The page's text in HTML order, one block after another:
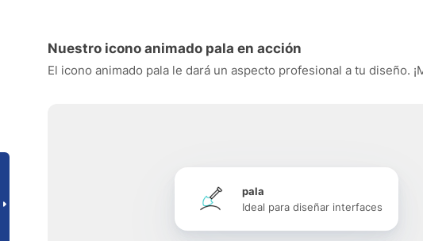
Nuestro icono animado pala en acción
El icono animado pala le dará un aspecto profesional a tu
pala
Ideal para diseñar interfaces